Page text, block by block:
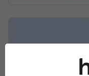
Electricien